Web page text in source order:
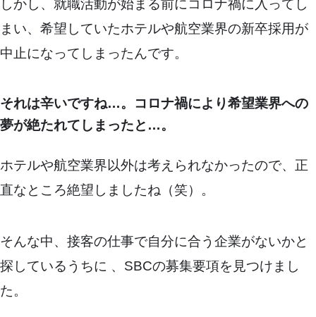
しかし、就職活動が始まる前にコロナ禍に入ってし
まい、希望していたホテルや航空業界の新卒採用が
中止になってしまったんです。
それは辛いですね…。コロナ禍により希望業界への
夢が絶たれてしまったと…。
ホテルや航空業界以外は考えられなかったので、正
直なところ絶望しましたね（笑）。
そんな中、接客の仕事で自分に合う企業がないかと
探しているうちに 、SBCの募集要項を見つけまし
た。